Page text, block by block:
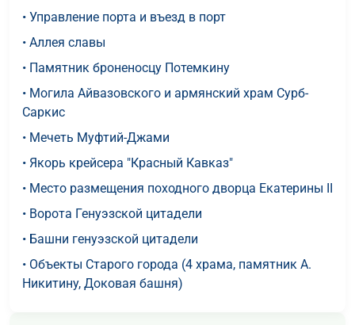
• Управление порта и въезд в порт
• Аллея славы
• Памятник броненосцу Потемкину
• Могила Айвазовского и армянский храм Сурб-
Саркис
• Мечеть Муфтий-Джами
• Якорь крейсера "Красный Кавказ"
• Место размещения походного дворца Екатерины II
• Ворота Генуэзской цитадели
• Башни генуэзской цитадели
• Объекты Старого города (4 храма, памятник А.
Никитину, Доковая башня)